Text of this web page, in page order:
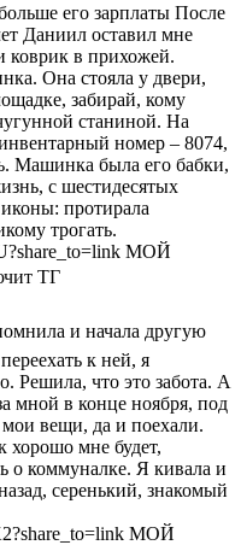
его зарплаты После
Даниил оставил мне
в прихожей.
Она стояла у двери,
забирай, кому
станиной. На
номер – 8074,
Машинка была его бабки,
с шестидесятых
протирала
трогать.
МОЙ
ТГ
и начала другую
к ней, я
Решила, что это забота. А
мной в конце ноября, под
вещи, да и поехали.
хорошо мне будет,
о коммуналке. Я кивала и
серенький, знакомый
МОЙ